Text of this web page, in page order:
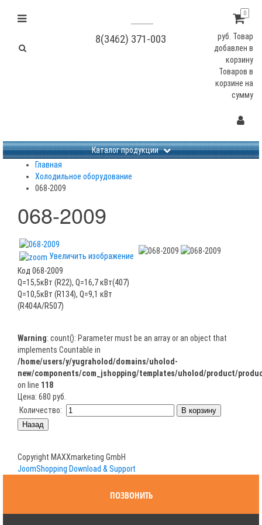
8(3462) 371-003
0
руб. Товар
добавлен в
корзину
Товаров в
корзине на
сумму
Не заданы изображения Каталог продукции
Главная
Холодильное оборудование
068-2009
068-2009
Увеличить изображение
Код 068-2009
Q=15,5кВт (R22), Q=16,7 кВт(407)
Q=10,5кВт (R134), Q=9,1 кВт
(R404A/R507)
Warning: count(): Parameter must be an array or an object that
implements Countable in
/home/users/y/yugraholod/domains/uholod-
new/components/com_jshopping/templates/uholod/product/
on line 118
Цена: 680 руб.
Количество:
Copyright MAXXmarketing GmbH
JoomShopping Download & Support
ПОЗВОНИТЬ